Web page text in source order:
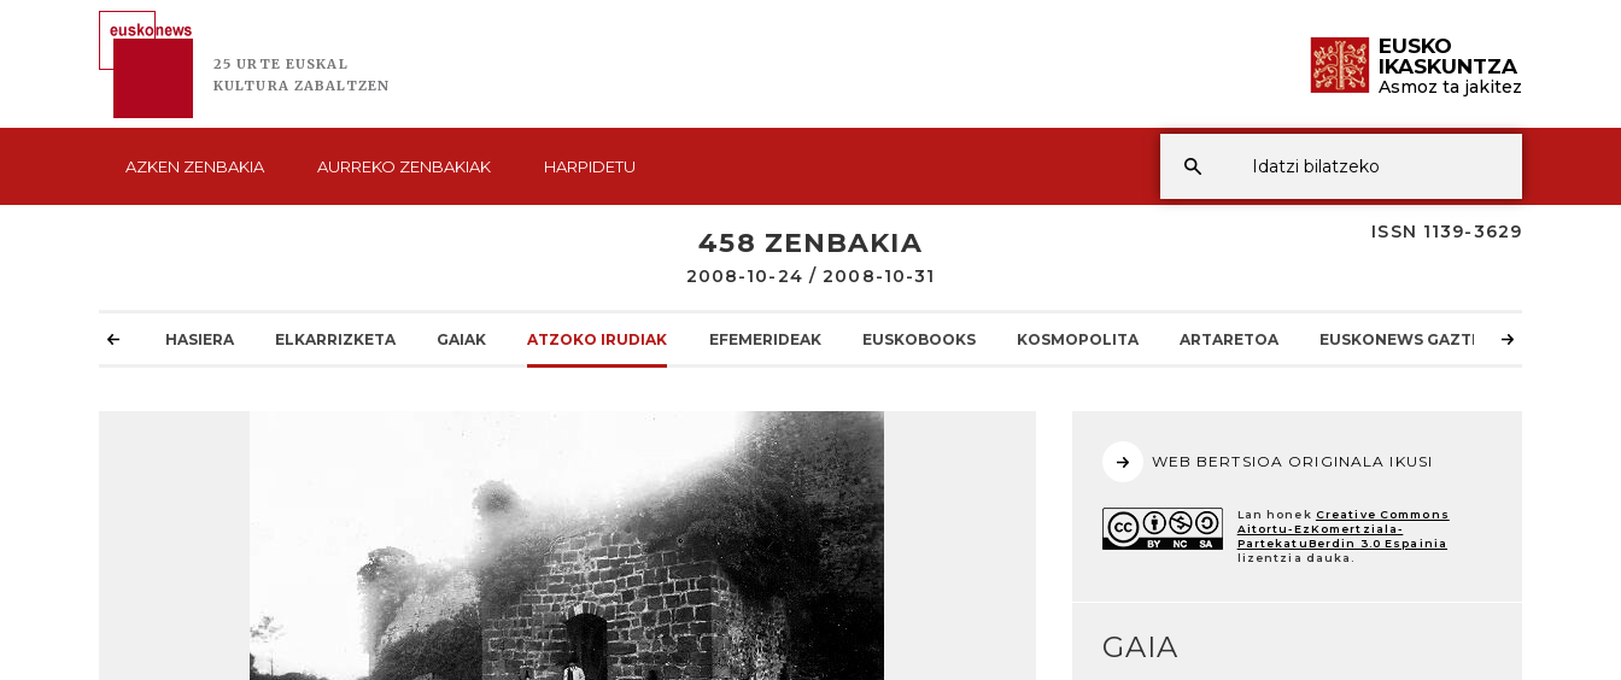
25 URTE EUSKAL
KULTURA ZABALTZEN
EUSKO
IKASKUNTZA
Asmoz ta jakitez
AZKEN ZENBAKIA AURREKO ZENBAKIAK HARPIDETU
ISSN 1139-3629
458 ZENBAKIA
2008-10-24 / 2008-10-31
HASIERA ELKARRIZKETA GAIAK ATZOKO IRUDIAK EFEMERIDEAK EUSKOBOOKS KOSMOPOLITA ARTARETOA EUSKONEWS GAZTEA
WEB BERTSIOA ORIGINALA IKUSI
Lan honek Creative Commons
Aitortu-EzKomertziala-
PartekatuBerdin 3.0 Espainia
lizentzia dauka.
GAIA